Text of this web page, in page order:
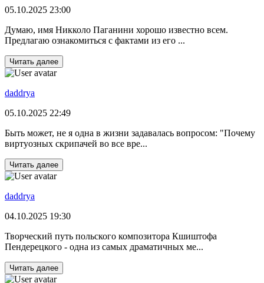
05.10.2025 23:00
Думаю, имя Никколо Паганини хорошо известно всем.
Предлагаю ознакомиться с фактами из его ...
Читать далее
daddrya
05.10.2025 22:49
Быть может, не я одна в жизни задавалась вопросом: "Почему
виртуозных скрипачей во все вре...
Читать далее
daddrya
04.10.2025 19:30
Творческий путь польского композитора Кшиштофа
Пендерецкого - одна из самых драматичных ме...
Читать далее